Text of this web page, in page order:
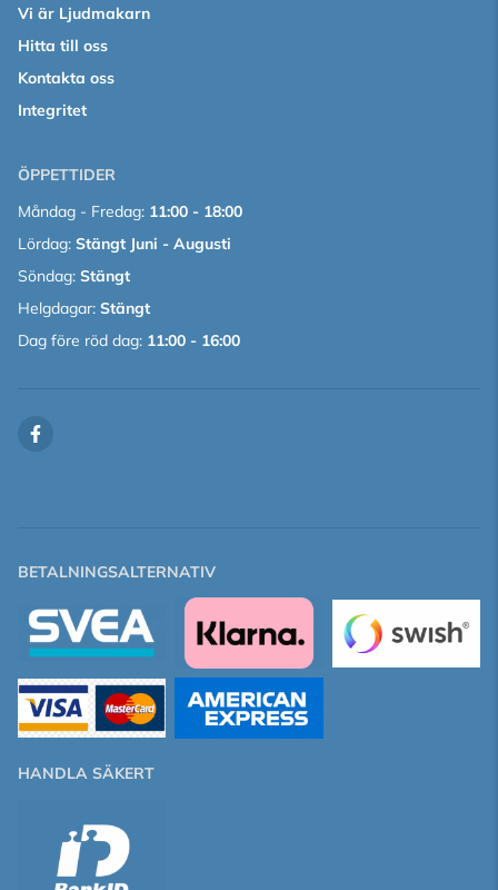
Vi är Ljudmakarn
Hitta till oss
Kontakta oss
Integritet
ÖPPETTIDER
Måndag - Fredag: 11:00 - 18:00
Lördag: Stängt Juni - Augusti
Söndag: Stängt
Helgdagar: Stängt
Dag före röd dag: 11:00 - 16:00
BETALNINGSALTERNATIV
HANDLA SÄKERT